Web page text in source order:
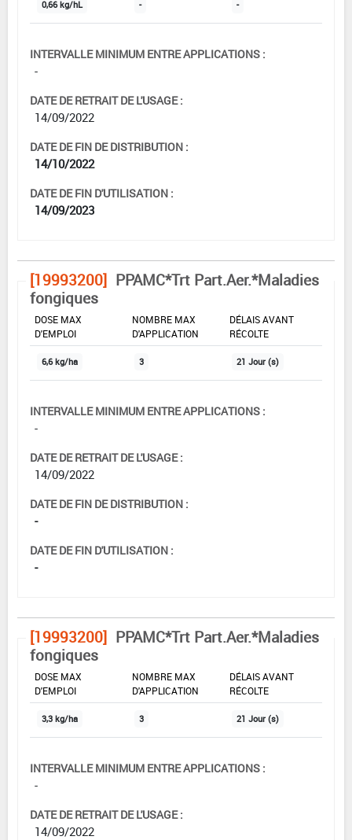
0,66 kg/hL - -
INTERVALLE MINIMUM ENTRE APPLICATIONS :
-
DATE DE RETRAIT DE L'USAGE :
14/09/2022
DATE DE FIN DE DISTRIBUTION :
14/10/2022
DATE DE FIN D'UTILISATION :
14/09/2023
[19993200] PPAMC*Trt Part.Aer.*Maladies
fongiques
DOSE MAX
D'EMPLOI
NOMBRE MAX
D'APPLICATION
DÉLAIS AVANT
RÉCOLTE
6,6 kg/ha 3 21 Jour (s)
INTERVALLE MINIMUM ENTRE APPLICATIONS :
-
DATE DE RETRAIT DE L'USAGE :
14/09/2022
DATE DE FIN DE DISTRIBUTION :
-
DATE DE FIN D'UTILISATION :
-
[19993200] PPAMC*Trt Part.Aer.*Maladies
fongiques
DOSE MAX
D'EMPLOI
NOMBRE MAX
D'APPLICATION
DÉLAIS AVANT
RÉCOLTE
3,3 kg/ha 3 21 Jour (s)
INTERVALLE MINIMUM ENTRE APPLICATIONS :
-
DATE DE RETRAIT DE L'USAGE :
14/09/2022